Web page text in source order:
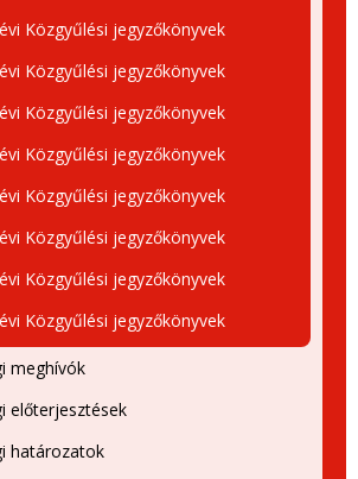
Közgyűlési jegyzőkönyvek
Közgyűlési jegyzőkönyvek
Közgyűlési jegyzőkönyvek
Közgyűlési jegyzőkönyvek
Közgyűlési jegyzőkönyvek
Közgyűlési jegyzőkönyvek
Közgyűlési jegyzőkönyvek
Közgyűlési jegyzőkönyvek
meghívók
előterjesztések
határozatok